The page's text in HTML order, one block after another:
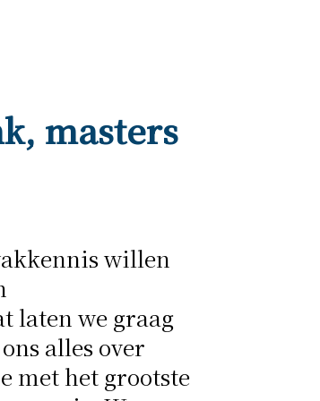
masters
willen
laten we graag
alles over
met het grootste